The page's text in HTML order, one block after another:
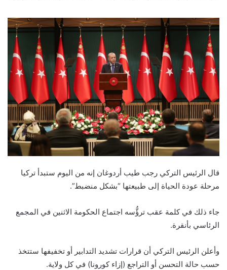
قال الرئيس التركي رجب طيب أردوغان إنه من اليوم ستبدأ تركيا
مرحلة عودة الحياة إلى طبيعتها “بشكل منضبط”.
جاء ذلك في كلمة عقب ترؤُّسه اجتماع الحكومة الاثنين في المجمع
الرئاسي بأنقرة.
وأعلن الرئيس التركي أن قرارات تشديد التدابير أو تخفيفها ستتخذ
حسب حالة التحسن أو التراجع (إزاء كورونا) في كل ولاية.